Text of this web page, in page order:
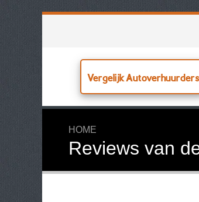
Vergelijk Autoverhuurders
HOME
Reviews van